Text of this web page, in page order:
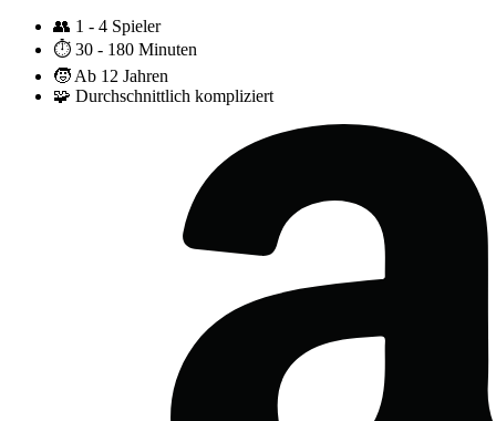
👥 1 - 4 Spieler
⏱️ 30 - 180 Minuten
🧒 Ab 12 Jahren
🧩 Durchschnittlich kompliziert